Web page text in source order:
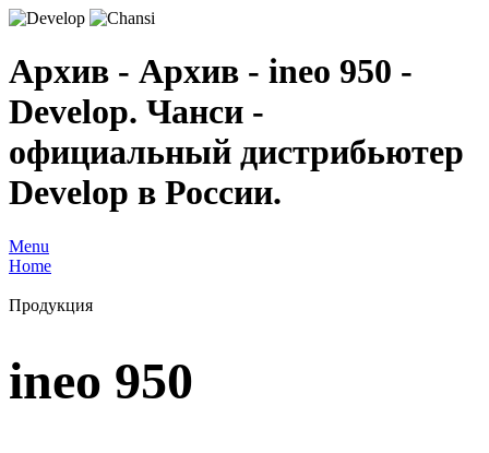
Архив - Архив - ineo 950 -
Develop. Чанси -
официальный дистрибьютер
Develop в России.
Menu
Home
Продукция
ineo 950